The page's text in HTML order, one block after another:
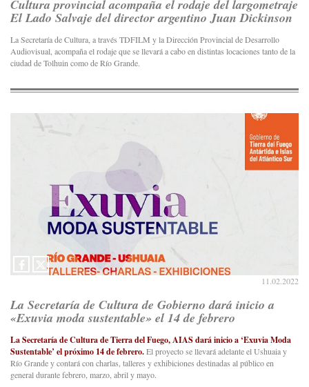
Cultura provincial acompaña el rodaje del largometraje
El Lado Salvaje del director argentino Juan Dickinson
La Secretaría de Cultura, a través TDFILM y la Dirección Provincial de Desarrollo
Audiovisual, acompaña el rodaje que se llevará a cabo en distintas locaciones tanto de la
ciudad de Tolhuin como de Río Grande.
11.02.2022
La Secretaría de Cultura de Gobierno dará inicio a
«Exuvia moda sustentable» el 14 de febrero
La Secretaría de Cultura de Tierra del Fuego, AIAS dará inicio a ‘Exuvia Moda
Sustentable’ el próximo 14 de febrero.El proyecto se llevará adelante el Ushuaia y
Río Grande y contará con charlas, talleres y exhibiciones destinadas al público en
general durante febrero, marzo, abril y mayo.